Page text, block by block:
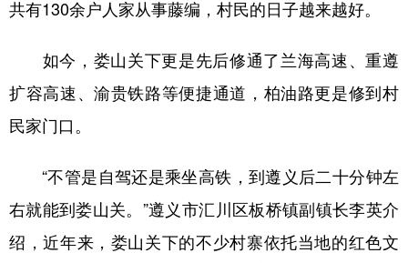
共有130余户人家从事藤编，村民的日子越来越好。
如今，娄山关下更是先后修通了兰海高速、重遵
扩容高速、渝贵铁路等便捷通道，柏油路更是修到村
民家门口。
“不管是自驾还是乘坐高铁，到遵义后二十分钟左
右就能到娄山关。”遵义市汇川区板桥镇副镇长李英介
绍，近年来，娄山关下的不少村寨依托当地的红色文